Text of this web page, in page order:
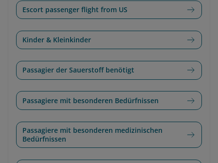
Escort passenger flight from US
Kinder & Kleinkinder
Passagier der Sauerstoff benötigt
Passagiere mit besonderen Bedürfnissen
Passagiere mit besonderen medizinischen
Bedürfnissen